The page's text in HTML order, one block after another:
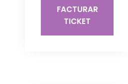
FACTURAR
TICKET